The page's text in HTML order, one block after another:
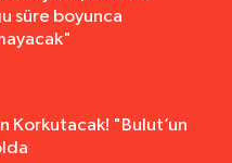
süre boyunca
Korkutacak! "Bulut’un